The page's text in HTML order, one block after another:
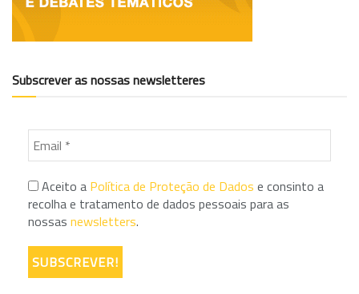
Subscrever as nossas newsletteres
Aceito a Política de Proteção de Dados e consinto a
recolha e tratamento de dados pessoais para as
nossas newsletters.